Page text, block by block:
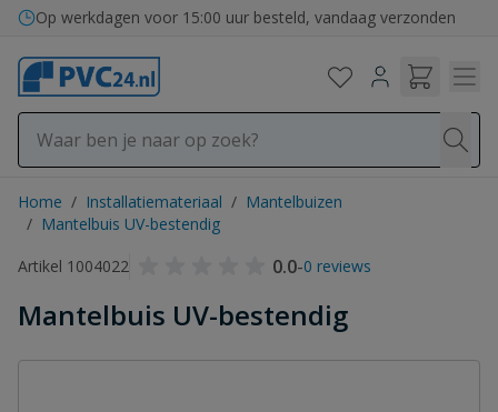
Ga naar de inhoud
Op werkdagen voor 15:00 uur besteld, vandaag verzonden
Home / Installatiemateriaal / Mantelbuizen
/ Mantelbuis UV-bestendig
Artikel 1004022
0.0-0 reviews
Mantelbuis UV-bestendig